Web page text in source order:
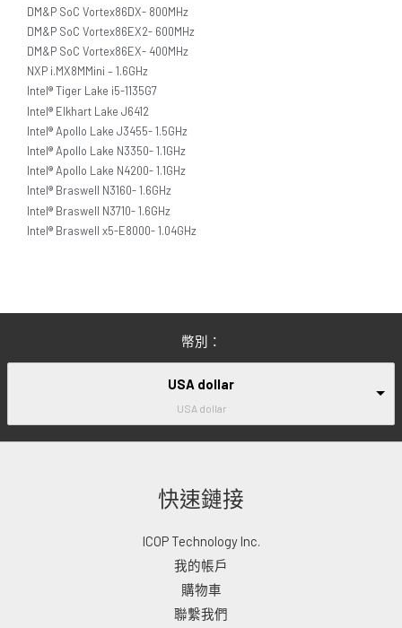
DM&P SoC Vortex86DX- 800MHz
DM&P SoC Vortex86EX2- 600MHz
DM&P SoC Vortex86EX- 400MHz
NXP i.MX8MMini – 1.6GHz
Intel® Tiger Lake i5-1135G7
Intel® Elkhart Lake J6412
Intel® Apollo Lake J3455- 1.5GHz
Intel® Apollo Lake N3350- 1.1GHz
Intel® Apollo Lake N4200- 1.1GHz
Intel® Braswell N3160- 1.6GHz
Intel® Braswell N3710- 1.6GHz
Intel® Braswell x5-E8000- 1.04GHz
幣別：
USA dollar
USA dollar
快速鏈接
ICOP Technology Inc.
我的帳戶
購物車
聯繫我們